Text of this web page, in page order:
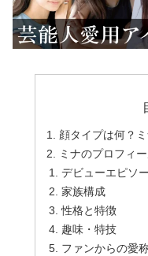
顔タイプは何？
ミナのプロフィ
デビューエピソ
家族構成
性格と特徴
趣味・特技
ファンからの愛